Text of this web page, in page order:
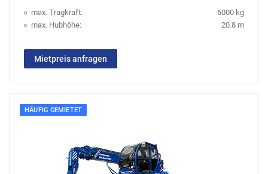
max. Tragkraft:
6000 kg
max. Hubhöhe:
20.8 m
Mietpreis anfragen
HÄUFIG GEMIETET